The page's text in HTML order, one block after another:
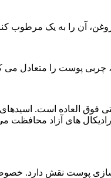
چربی پوست را
های آزاد محافظت
سازی پوست نقش دارد.